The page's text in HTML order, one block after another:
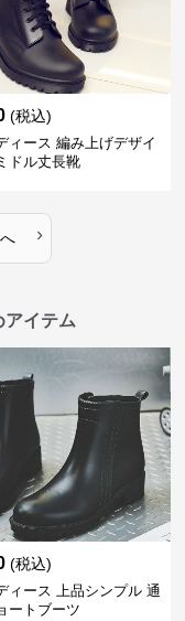
(税込)
ィース 編み上げデザイ
ドル丈長靴
›
(税込)
ィース 上品シンプル 通
ートブーツ